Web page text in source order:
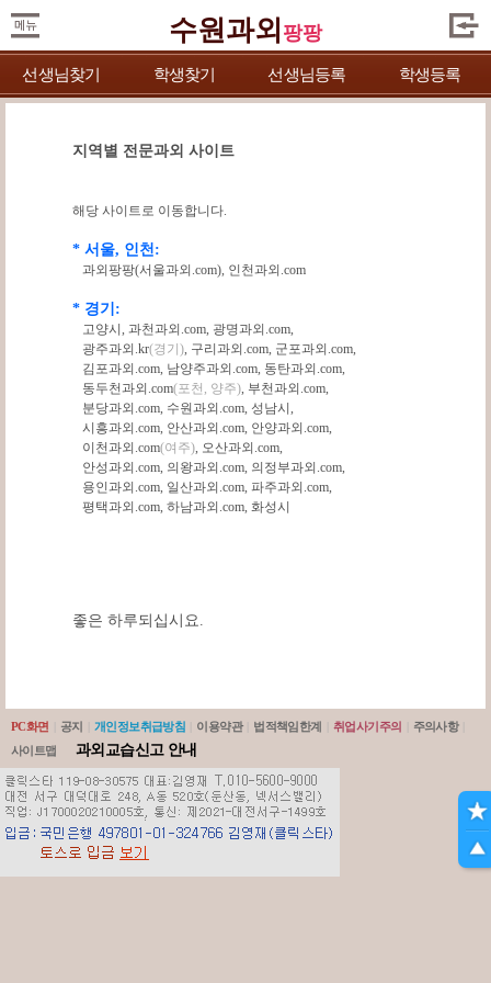
수원과외 팡팡
선생님찾기 학생찾기 선생님등록 학생등록
지역별 전문과외 사이트
해당 사이트로 이동합니다.
* 서울, 인천:
과외팡팡(서울과외.com), 인천과외.com
* 경기:
고양시 , 과천과외.com, 광명과외.com,
광주과외.kr(경기), 구리과외.com, 군포과외.com,
김포과외.com, 남양주과외.com, 동탄과외.com,
동두천과외.com(포천, 양주), 부천과외.com,
분당과외.com, 수원과외.com, 성남시 ,
시흥과외.com, 안산과외.com, 안양과외.com,
이천과외.com(여주), 오산과외.com,
안성과외.com, 의왕과외.com, 의정부과외.com,
용인과외.com, 일산과외.com, 파주과외.com,
평택과외.com, 하남과외.com, 화성시
좋은 하루되십시요.
PC화면 공지 개인정보취급방침 이용약관 법적책임한계 취업사기주의 주의사항
사이트맵
과외교습신고 안내